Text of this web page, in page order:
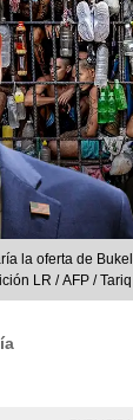
la oferta de
LR / AFP /